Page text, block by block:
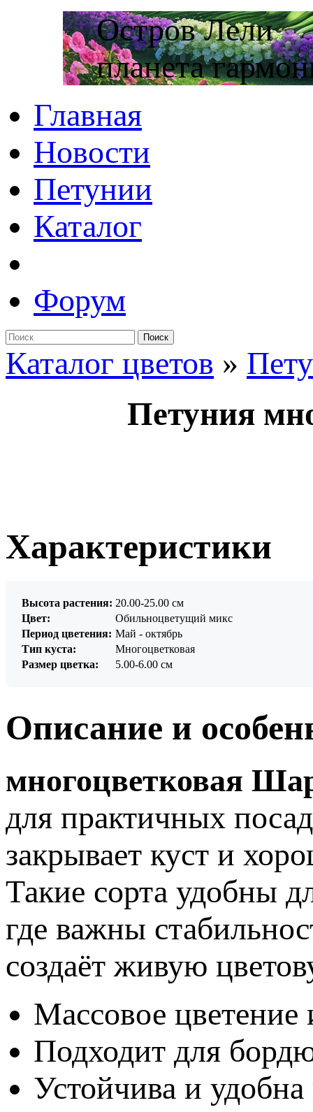
Остров Лели
планета
Главная
Новости
Петунии
Каталог
Форум
Поиск
Каталог цветов »
Петуния
Характеристики
Высота растения: 20.00-25.00 см
Цвет:
Обильноцветущий микс
Период цветения: Май - октябрь
Тип куста:
Многоцветковая
Размер цветка:
5.00-6.00 см
Описание и
многоцветковая
для практичных
закрывает куст и
Такие сорта удобны
где важны
создаёт живую
Массовое
Подходит для
Устойчива и удобна